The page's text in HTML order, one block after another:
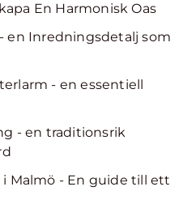
En Harmonisk Oas
en Inredningsdetalj som
- en essentiell
- en traditionsrik
Malmö - En guide till ett